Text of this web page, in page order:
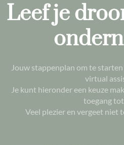
Leef je
Jouw stappenplan om te
virtual
Je kunt hieronder een keuze
toegang
Veel plezier en vergeet niet